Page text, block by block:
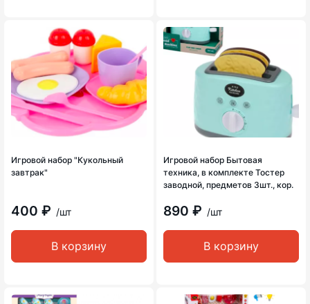
Игровой набор "Кукольный
завтрак"
400 ₽ /шт
В корзину
Игровой набор Бытовая
техника, в комплекте Тостер
заводной, предметов 3шт., кор.
890 ₽ /шт
В корзину